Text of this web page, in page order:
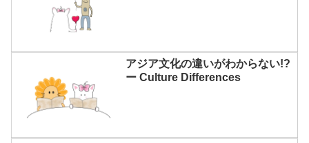
アジア文化の違いがわからない!?
ー Culture Differences